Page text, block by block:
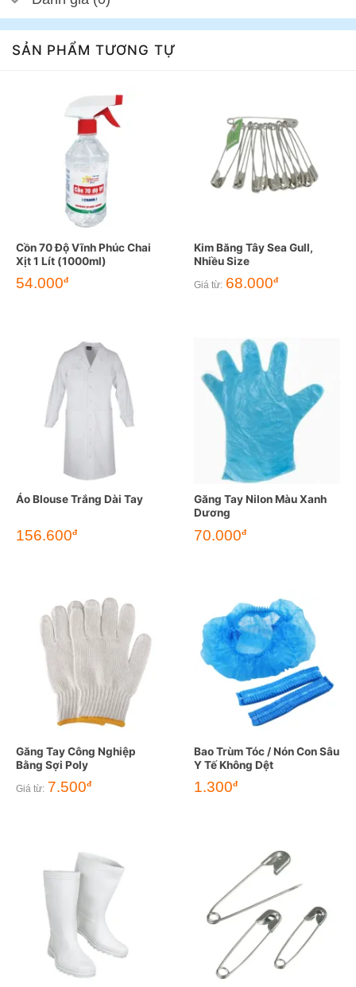
SẢN PHẨM TƯƠNG TỰ
Cồn 70 Độ Vĩnh Phúc Chai
Xịt 1 Lít (1000ml)
54.000đ
Kim Băng Tây Sea Gull,
Nhiều Size
Giá từ: 68.000đ
Áo Blouse Trắng Dài Tay
156.600đ
Găng Tay Nilon Màu Xanh
Dương
70.000đ
Găng Tay Công Nghiệp
Bằng Sợi Poly
Giá từ: 7.500đ
Bao Trùm Tóc / Nón Con Sâu
Y Tế Không Dệt
1.300đ